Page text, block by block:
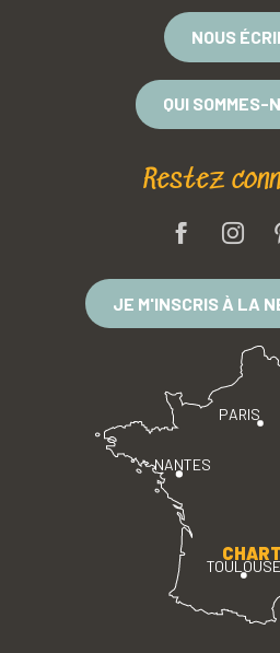
NOUS
QUI SOMMES-
Restez
JE M'INSCRIS À LA
PARIS
TOULOUSE
NANTES